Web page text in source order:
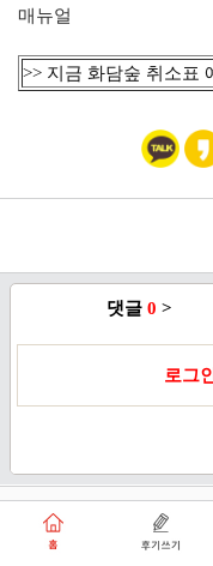
매뉴얼
>> 지금 화담숲 취소표
댓글 0 >
로그
개
쑥쑥플래